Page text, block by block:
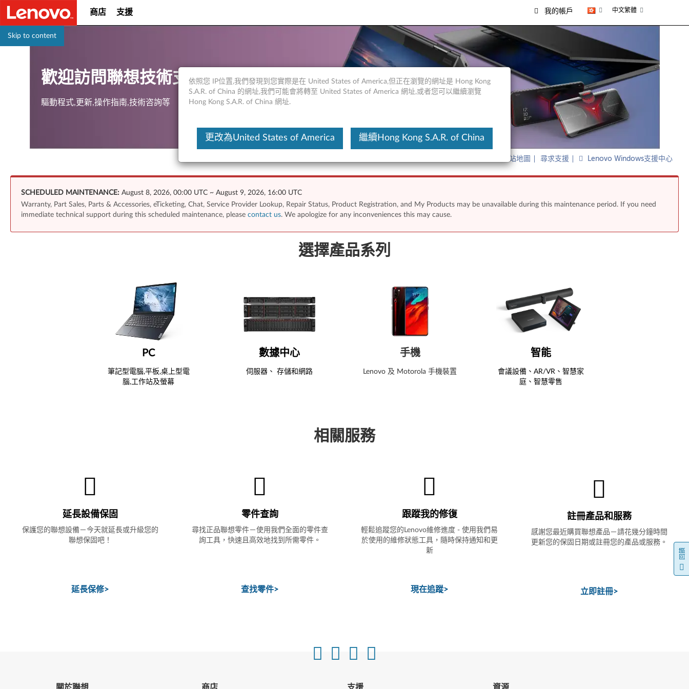
Skip to content
商店 支援 我的帳戶 中文繁體
歡迎訪問聯想技術支援
驅動程式,更新,操作指南,技術咨詢等
網站地圖 尋求支援 Lenovo Windows支援中心
SCHEDULED MAINTENANCE: August 8, 2026, 00:00 UTC ~ August 9, 2026, 16:00 UTC
Warranty, Part Sales, Parts & Accessories, eTicketing, Chat, Service Provider Lookup, Repair Status, Product Registration, and My Products may be unavailable during this maintenance period. If you need
immediate technical support during this scheduled maintenance, please contact us. We apologize for any inconveniences this may cause.
選擇產品系列
PC
筆記型電腦,平板,桌上型電
腦,工作站及螢幕
數據中心
伺服器、 存儲和網路
手機
Lenovo 及 Motorola 手機裝置
智能
會議設備、AR/VR、智慧家
庭、智慧零售
相關服務
延長設備保固
保護您的聯想設備－今天就延長或升級您的
聯想保固吧！
延長保修>
零件查詢
尋找正品聯想零件－使用我們全面的零件查
詢工具，快速且高效地找到所需零件。
查找零件>
跟蹤我的修復
輕鬆追蹤您的Lenovo維修進度 - 使用我們易
於使用的維修狀態工具，隨時保持通知和更
新
現在追蹤>
註冊產品和服務
感謝您最近購買聯想產品－請花幾分鐘時間
更新您的保固日期或註冊您的產品或服務。
立即註冊>
關於聯想 商店 支援 資源
依照您 IP位置,我們發現到您實際是在 United States of America,但正在瀏覽的網址是 Hong Kong
S.A.R. of China 的網址,我們可能會將轉至 United States of America 網址,或者您可以繼續瀏覽
Hong Kong S.A.R. of China 網址.
更改為United States of America 繼續Hong Kong S.A.R. of China
回饋